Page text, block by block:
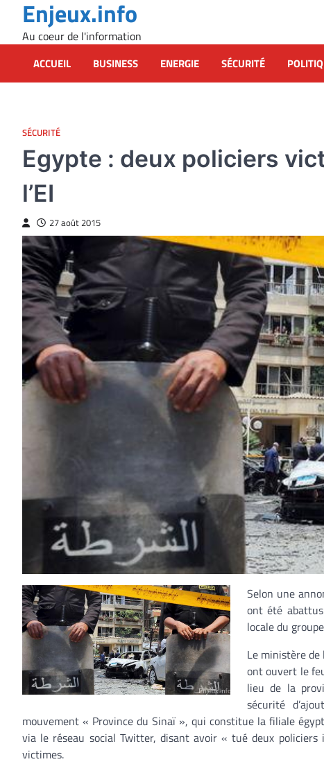
content
Enjeux.info
Au coeur de l'information
ACCUEIL BUSINESS ENERGIE SÉCURITÉ
SÉCURITÉ
Egypte : deux policiers
l’EI
27 août 2015
Selon une
ont été
locale du
Le ministère de
ont ouvert le
lieu de la
sécurité
mouvement « Province du Sinaï », qui constitue la filiale
via le réseau social Twitter, disant avoir « tué deux
victimes.